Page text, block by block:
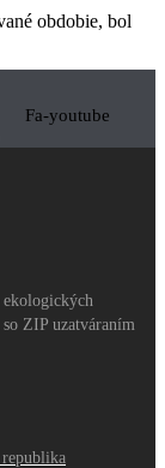
obdobie, bol
Fa-youtube
ZIP uzatváraním